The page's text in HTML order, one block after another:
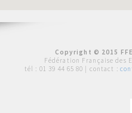
Copyright © 2015
Fédération Française des
tél : 01 39 44 65 80 | contact :